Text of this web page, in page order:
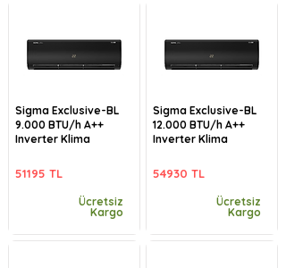
Sigma Exclusive-BL
9.000 BTU/h A++
Inverter Klima
51195 TL
Ücretsiz
Kargo
Sigma Exclusive-BL
12.000 BTU/h A++
Inverter Klima
54930 TL
Ücretsiz
Kargo